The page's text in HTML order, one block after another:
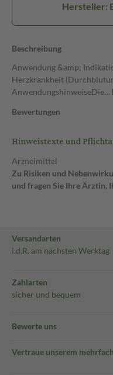
Hersteller:
Beschreibung
Anwendung &amp;
Herzkrankheit
AnwendungshinweiseDie…
Bewertungen
Hinweistexte und
Arzneimittel
Zu Risiken und
und fragen Sie Ihre Ärztin,
Versandarten
i.d.R. am nächsten Werktag
Zahlarten
sicher und bequem
Bewerte uns
Vertraue unserem